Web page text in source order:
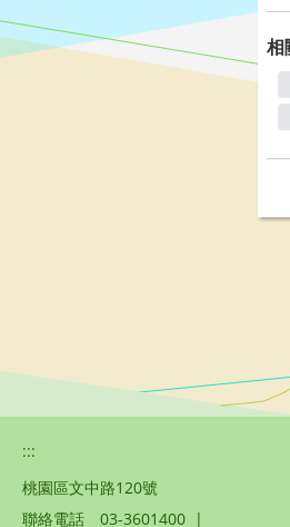
相
:::
桃園區文中路120號
聯絡電話
03-3601400 |